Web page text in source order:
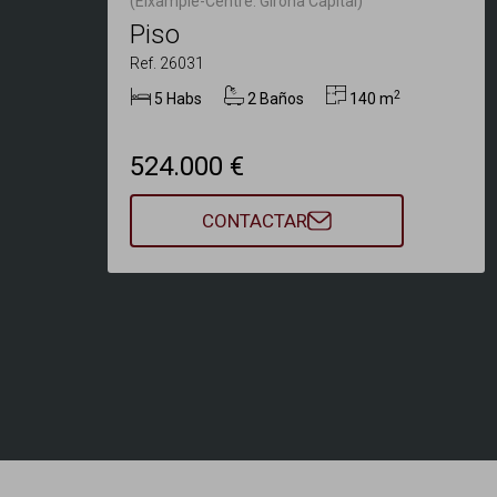
Piso
Ref. 26031
5 Habs
2 Baños 140 m2
524.000 €
CONTACTAR